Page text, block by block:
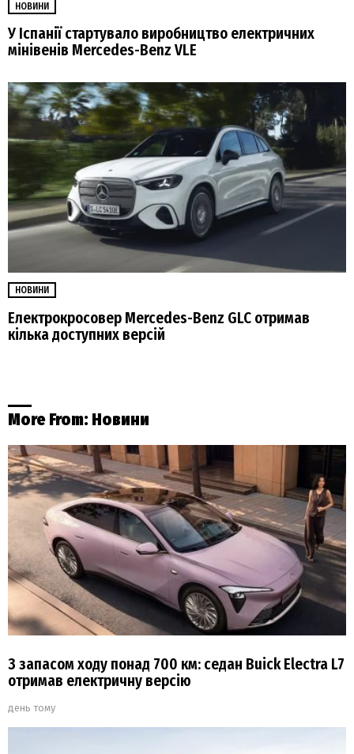
НОВИНИ
У Іспанії стартувало виробництво електричних
мінівенів Mercedes-Benz VLE
НОВИНИ
Електрокросовер Mercedes-Benz GLC отримав
кілька доступних версій
More From: Новини
З запасом ходу понад 700 км: седан Buick Electra L7
отримав електричну версію
день тому